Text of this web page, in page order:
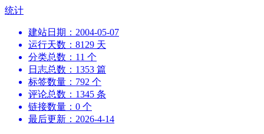
跳
统计
建站日期：2004-05-07
运行天数：8129 天
分类总数：11 个
日志总数：1353 篇
标签数量：792 个
评论总数：1345 条
链接数量：0 个
最后更新：2026-4-14